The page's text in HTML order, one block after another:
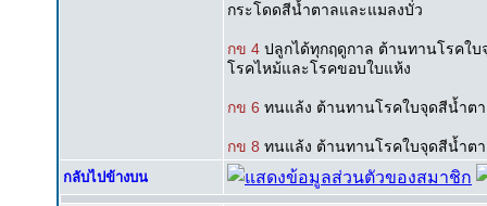
กระโดดสีน้ำตาลและแมลงบั่ว
กข 4 ปลูกได้ทุกฤดูกาล ต้านทานโรคใ
โรคไหม้และโรคขอบใบแห้ง
กข 6 ทนแล้ง ต้านทานโรคใบจุดสีน้ำต
กข 8 ทนแล้ง ต้านทานโรคใบจุดสีน้ำต
กลับไปข้างบน